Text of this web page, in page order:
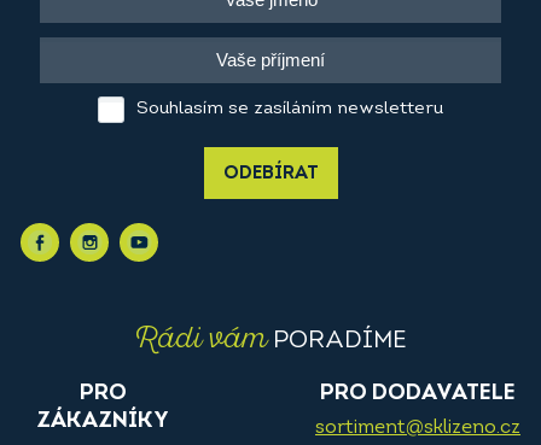
Souhlasím se zasíláním newsletteru
ODEBÍRAT
Rádi vámPORADÍME
PRO
ZÁKAZNÍKY
PRO DODAVATELE
sortiment@sklizeno.cz